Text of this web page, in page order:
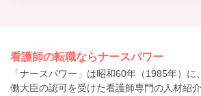
看護師の転職ならナースパワー
「ナースパワー」は昭和60年（1985年）
働大臣の認可を受けた看護師専門の人材紹